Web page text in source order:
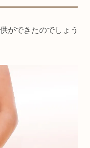
ができたのでしょう